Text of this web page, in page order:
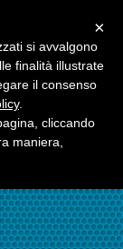
×
si avvalgono
finalità illustrate
il consenso
.
cliccando
maniera,